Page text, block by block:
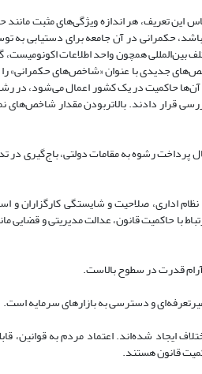
تعریف، هر اندازه ویژگی‌های مثبت مانند
حکمرانی در آن جامعه برای دستیابی به
همچون واحد اطلاعات اکونومیست،
جدیدی با عنوان «شاخص‌های حکمرانی»
از مجرای آن‌ها حاکمیت در یک کشور اعمال می‌شود،
قرار دادند. بالاتر‌بودن مقدار شاخص‌های
پرداخت رشوه به مقامات دولتی، باج‌گیری در
اداری، صلاحیت و شایستگی کارگزاران و
با حاکمیت قانون، عدالت مدیریتی و قضایی
آرام قدرت در سطوح بالاست.
و دسترسی به بازارهای سرمایه است.
ایجاد شده‌اند. اعتماد مردم به قوانین،
قانون هستند.